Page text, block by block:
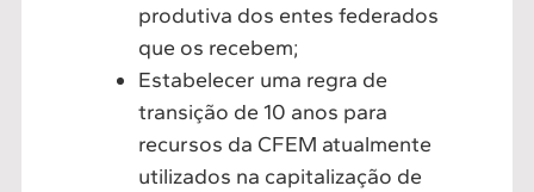
produtiva dos entes federados
que os recebem;
Estabelecer uma regra de
transição de 10 anos para
recursos da CFEM atualmente
utilizados na capitalização de